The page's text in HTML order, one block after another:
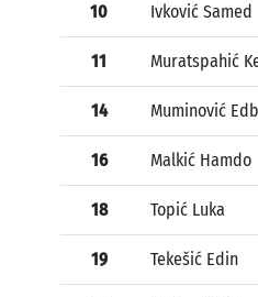
10 Ivković Samed
11 Muratspahić
14 Muminović
16 Malkić Hamdo
18 Topić Luka
19 Tekešić Edin